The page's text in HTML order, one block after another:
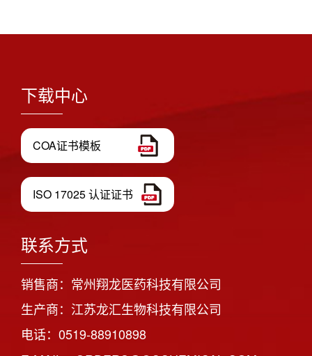
下载中心
COA证书模板
ISO 17025 认证证书
联系方式
销售商：常州翔龙医药科技有限公司
生产商：江苏龙汇生物科技有限公司
电话：0519-88910898